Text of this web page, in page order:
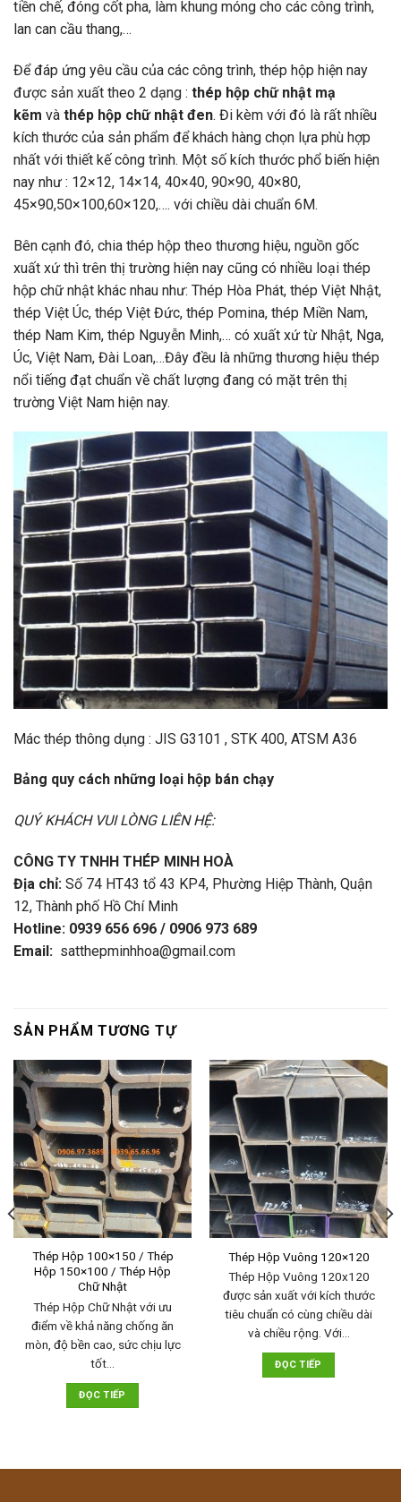
tiền chế, đóng cốt pha, làm khung móng cho các công trình,
lan can cầu thang,…
Để đáp ứng yêu cầu của các công trình, thép hộp hiện nay
được sản xuất theo 2 dạng : thép hộp chữ nhật mạ
kẽm và thép hộp chữ nhật đen. Đi kèm với đó là rất nhiều
kích thước của sản phẩm để khách hàng chọn lựa phù hợp
nhất với thiết kế công trình. Một số kích thước phổ biến hiện
nay như : 12×12, 14×14, 40×40, 90×90, 40×80,
45×90,50×100,60×120,…. với chiều dài chuẩn 6M.
Bên cạnh đó, chia thép hộp theo thương hiệu, nguồn gốc
xuất xứ thì trên thị trường hiện nay cũng có nhiều loại thép
hộp chữ nhật khác nhau như: Thép Hòa Phát, thép Việt Nhật,
thép Việt Úc, thép Việt Đức, thép Pomina, thép Miền Nam,
thép Nam Kim, thép Nguyễn Minh,… có xuất xứ từ Nhật, Nga,
Úc, Việt Nam, Đài Loan,…Đây đều là những thương hiệu thép
nổi tiếng đạt chuẩn về chất lượng đang có mặt trên thị
trường Việt Nam hiện nay.
Mác thép thông dụng : JIS G3101 , STK 400, ATSM A36
Bảng quy cách những loại hộp bán chạy
QUÝ KHÁCH VUI LÒNG LIÊN HỆ:
CÔNG TY TNHH THÉP MINH HOÀ
Địa chỉ: Số 74 HT43 tổ 43 KP4, Phường Hiệp Thành, Quận
12, Thành phố Hồ Chí Minh
Hotline: 0939 656 696 / 0906 973 689
Email: satthepminhhoa@gmail.com
SẢN PHẨM TƯƠNG TỰ
Thép Hộp 100×150 / Thép
Hộp 150×100 / Thép Hộp
Chữ Nhật
Thép Hộp Chữ Nhật với ưu
điểm về khả năng chống ăn
mòn, độ bền cao, sức chịu lực
tốt…
ĐỌC TIẾP
Thép Hộp Vuông 120×120
Thép Hộp Vuông 120x120
được sản xuất với kích thước
tiêu chuẩn có cùng chiều dài
và chiều rộng. Với…
ĐỌC TIẾP